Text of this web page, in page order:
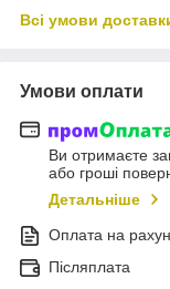
Всі умови
Умови оплати
Ви отримаєте
або гроші
Детальніше
Оплата на
Післяплата